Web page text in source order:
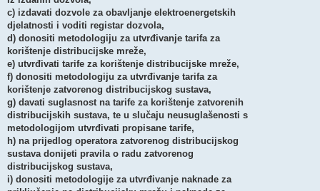
c) izdavati dozvole za obavljanje elektroenergetskih
djelatnosti i voditi registar dozvola,
d) donositi metodologiju za utvrđivanje tarifa za
korištenje distribucijske mreže,
e) utvrđivati tarife za korištenje distribucijske mreže,
f) donositi metodologiju za utvrđivanje tarifa za
korištenje zatvorenog distribucijskog sustava,
g) davati suglasnost na tarife za korištenje zatvorenih
distribucijskih sustava, te u slučaju neusuglašenosti s
metodologijom utvrđivati propisane tarife,
h) na prijedlog operatora zatvorenog distribucijskog
sustava donijeti pravila o radu zatvorenog
distribucijskog sustava,
i) donositi metodologije za utvrđivanje naknade za